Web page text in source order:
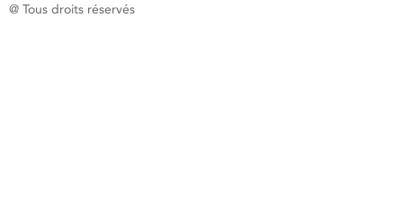
@ Tous droits réservés